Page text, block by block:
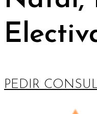
PEDIR